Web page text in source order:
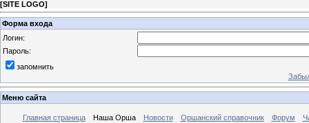
[SITE LOGO]
Форма входа
Логин:
Пароль:
запомнить
Меню сайта
Главная страница Наша Орша Новости Оршанский справочник Форум